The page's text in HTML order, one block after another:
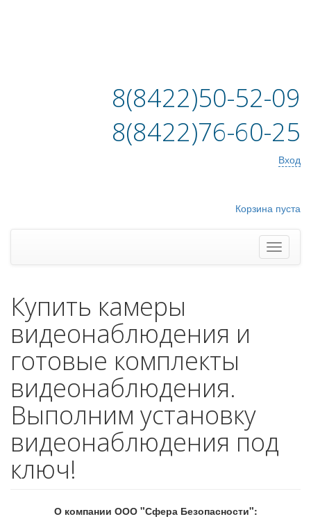
8(8422)50-52-09
8(8422)76-60-25
Вход
Корзина пуста
Купить камеры
видеонаблюдения и
готовые комплекты
видеонаблюдения.
Выполним установку
видеонаблюдения под
ключ!
О компании ООО "Сфера Безопасности":